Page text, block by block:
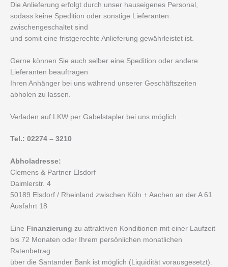
Die Anlieferung erfolgt durch unser hauseigenes Personal,
sodass keine Spedition oder sonstige Lieferanten
zwischengeschaltet sind
und somit eine fristgerechte Anlieferung gewährleistet ist.
Gerne können Sie auch selber eine Spedition oder andere
Lieferanten beauftragen
Ihren Anhänger bei uns während unserer Geschäftszeiten
abholen zu lassen.
Verladen auf LKW per Gabelstapler bei uns möglich.
Tel.: 02274 – 3210
Abholadresse:
Clemens & Partner Elsdorf
Daimlerstr. 4
50189 Elsdorf / Rheinland zwischen Köln + Aachen an der A 61
Ausfahrt 18
Eine Finanzierung zu attraktiven Konditionen mit einer Laufzeit
bis 72 Monaten oder Ihrem persönlichen monatlichen
Ratenbetrag
über die Santander Bank ist möglich (Liquidität vorausgesetzt).